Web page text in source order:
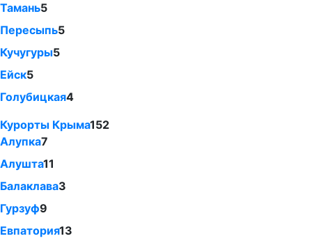
Тамань5
Пересыпь5
Кучугуры5
Ейск5
Голубицкая4
Курорты Крыма152
Алупка7
Алушта11
Балаклава3
Гурзуф9
Евпатория13